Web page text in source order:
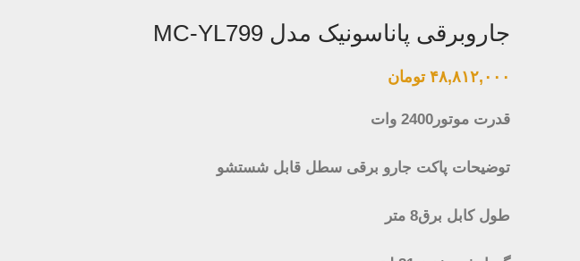
جاروبرقی پاناسونیک مدل MC-YL799
۴۸,۸۱۲,۰۰۰ تومان
قدرت موتور2400 وات
توضیحات پاکت جارو برقی سطل قابل شستشو
طول کابل برق8 متر